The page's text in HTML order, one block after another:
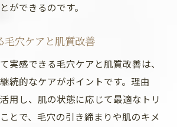
ができるのです。
毛穴ケアと肌質改善
実感できる毛穴ケアと肌質改善は、
続的なケアがポイントです。理由
用し、肌の状態に応じて最適なトリ
とで、毛穴の引き締まりや肌のキメ